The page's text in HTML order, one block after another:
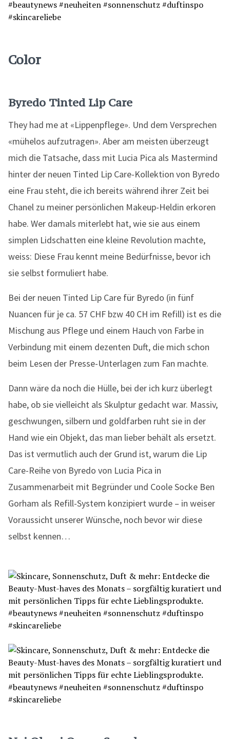
Color
Byredo Tinted Lip Care
They had me at «Lippenpflege». Und dem Versprechen
«mühelos aufzutragen». Aber am meisten überzeugt
mich die Tatsache, dass mit Lucia Pica als Mastermind
hinter der neuen Tinted Lip Care-Kollektion von Byredo
eine Frau steht, die ich bereits während ihrer Zeit bei
Chanel zu meiner persönlichen Makeup-Heldin erkoren
habe. Wer damals miterlebt hat, wie sie aus einem
simplen Lidschatten eine kleine Revolution machte,
weiss: Diese Frau kennt meine Bedürfnisse, bevor ich
sie selbst formuliert habe.
Bei der neuen Tinted Lip Care für Byredo (in fünf
Nuancen für je ca. 57 CHF bzw 40 CH im Refill) ist es die
Mischung aus Pflege und einem Hauch von Farbe in
Verbindung mit einem dezenten Duft, die mich schon
beim Lesen der Presse-Unterlagen zum Fan machte.
Dann wäre da noch die Hülle, bei der ich kurz überlegt
habe, ob sie vielleicht als Skulptur gedacht war. Massiv,
geschwungen, silbern und goldfarben ruht sie in der
Hand wie ein Objekt, das man lieber behält als ersetzt.
Das ist vermutlich auch der Grund ist, warum die Lip
Care-Reihe von Byredo von Lucia Pica in
Zusammenarbeit mit Begründer und Coole Socke Ben
Gorham als Refill-System konzipiert wurde – in weiser
Voraussicht unserer Wünsche, noch bevor wir diese
selbst kennen…